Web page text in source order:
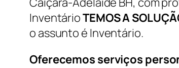
InventárioTEMOS A
o assunto é Inventário.
Oferecemos serviços